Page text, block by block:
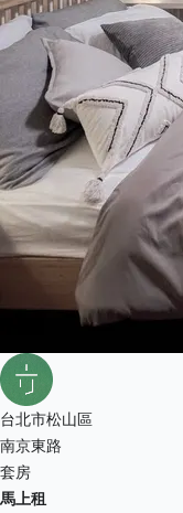
台北市松山區
南京東路
套房
馬上租